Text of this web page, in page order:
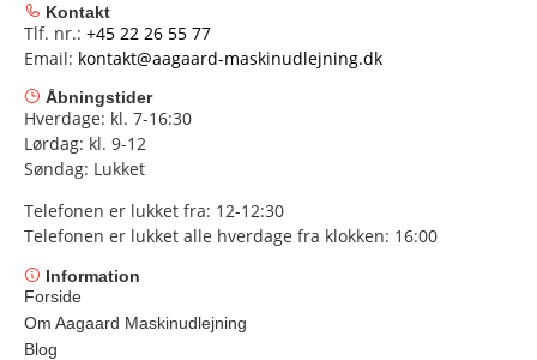
Kontakt
Tlf. nr.: +45 22 26 55 77
Email: kontakt@aagaard-maskinudlejning.dk
Åbningstider
Hverdage: kl. 7-16:30
Lørdag: kl. 9-12
Søndag: Lukket
Telefonen er lukket fra: 12-12:30
Telefonen er lukket alle hverdage fra klokken: 16:00
Information
Forside
Om Aagaard Maskinudlejning
Blog